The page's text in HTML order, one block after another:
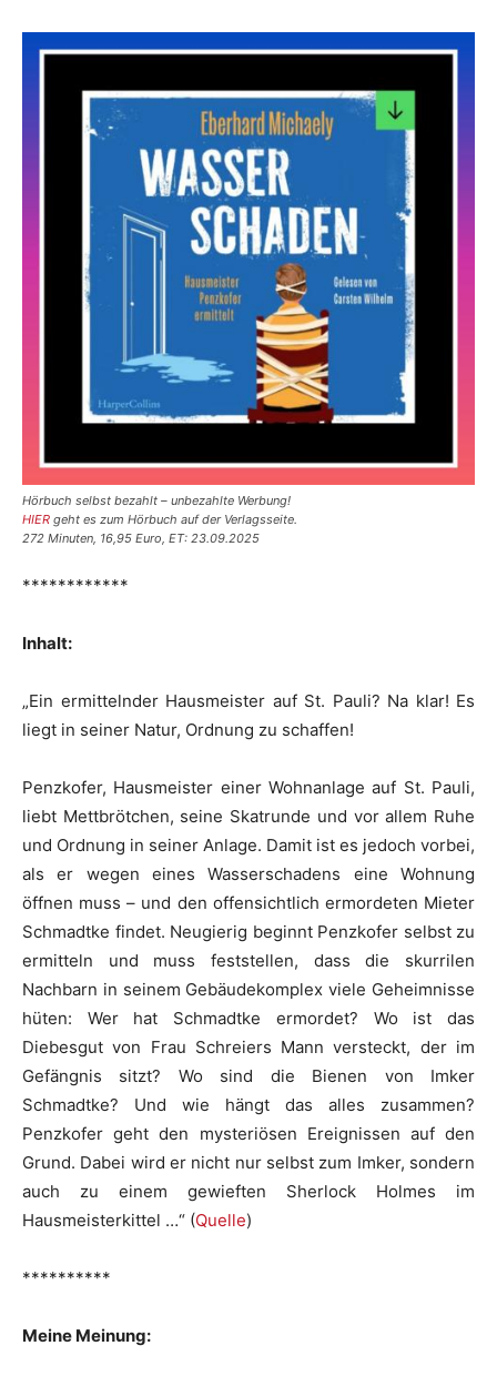
Hörbuch selbst bezahlt – unbezahlte Werbung!
HIER geht es zum Hörbuch auf der Verlagsseite.
272 Minuten, 16,95 Euro, ET: 23.09.2025
************
Inhalt:
„Ein ermittelnder Hausmeister auf St. Pauli? Na klar! Es
liegt in seiner Natur, Ordnung zu schaffen!
Penzkofer, Hausmeister einer Wohnanlage auf St. Pauli,
liebt Mettbrötchen, seine Skatrunde und vor allem Ruhe
und Ordnung in seiner Anlage. Damit ist es jedoch vorbei,
als er wegen eines Wasserschadens eine Wohnung
öffnen muss – und den offensichtlich ermordeten Mieter
Schmadtke findet. Neugierig beginnt Penzkofer selbst zu
ermitteln und muss feststellen, dass die skurrilen
Nachbarn in seinem Gebäudekomplex viele Geheimnisse
hüten: Wer hat Schmadtke ermordet? Wo ist das
Diebesgut von Frau Schreiers Mann versteckt, der im
Gefängnis sitzt? Wo sind die Bienen von Imker
Schmadtke? Und wie hängt das alles zusammen?
Penzkofer geht den mysteriösen Ereignissen auf den
Grund. Dabei wird er nicht nur selbst zum Imker, sondern
auch zu einem gewieften Sherlock Holmes im
Hausmeisterkittel …“ (Quelle)
**********
Meine Meinung: